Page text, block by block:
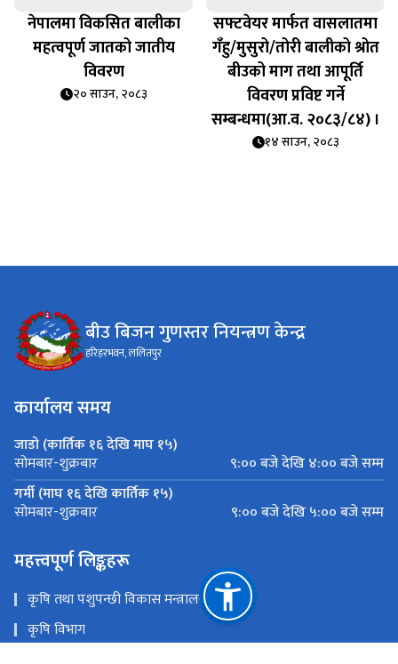
नेपालमा विकसित बालीका
महत्वपूर्ण जातको जातीय
विवरण
२० साउन, २०८३
सफ्टवेयर मार्फत वासलातमा
गँहु/मुसुरो/तोरी बालीको श्रोत
बीउको माग तथा आपूर्ति
विवरण प्रविष्ट गर्ने
सम्बन्धमा(आ.व. २०८३/८४) ।
१४ साउन, २०८३
बीउ बिजन गुणस्तर नियन्त्रण केन्द्र
हरिहरभवन, ललितपुर
कार्यालय समय
जाडो (कार्तिक १६ देखि माघ १५)
सोमबार-शुक्रबार
९:०० बजे देखि ४:०० बजे सम्म
गर्मी (माघ १६ देखि कार्तिक १५)
सोमबार-शुक्रबार ९:०० बजे देखि ५:०० बजे सम्म
महत्त्वपूर्ण लिङ्कहरू
कृषि तथा पशुपन्छी विकास मन्त्रालय
कृषि विभाग
कृषि सूचना तथा प्रशिक्षण केन्द्र